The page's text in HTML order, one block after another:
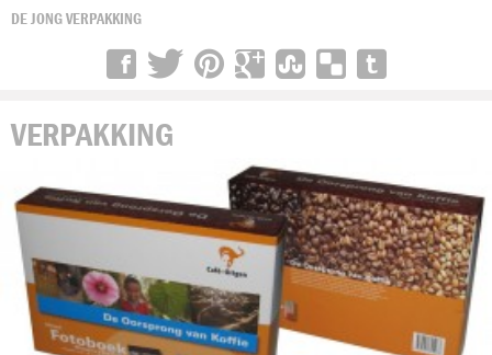
DE JONG VERPAKKING
VERPAKKING